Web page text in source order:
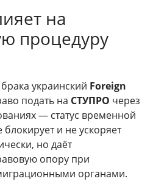
на
процедуру
украинский Foreign
подать на СТУПРО через
— статус временной
и не ускоряет
но даёт
опору при
органами.